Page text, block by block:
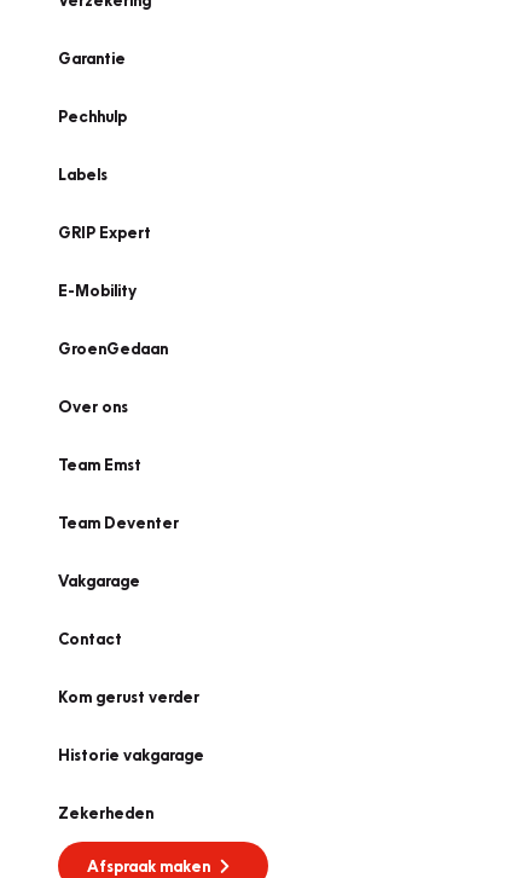
Garantie
Pechhulp
Labels
GRIP Expert
E-Mobility
GroenGedaan
Over ons
Team Emst
Team Deventer
Vakgarage
Contact
Kom gerust verder
Historie vakgarage
Zekerheden
Afspraak maken